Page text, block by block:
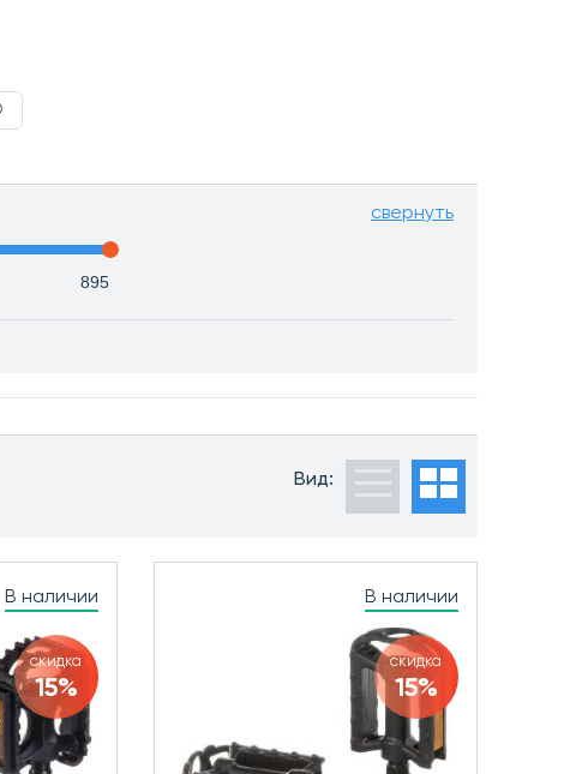
свернуть
Вид:
В наличии
скидка
15%
В наличии
скидка
15%